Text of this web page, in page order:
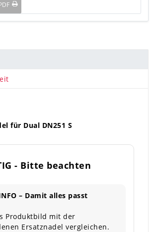
für Dual DN251 S
- Bitte beachten
– Damit alles passt
Produktbild mit der
Ersatznadel vergleichen.